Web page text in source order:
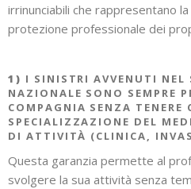
irrinunciabili che rappresentano
protezione professionale dei
1) I SINISTRI AVVENUTI NEL
NAZIONALE SONO SEMPRE
COMPAGNIA SENZA TENERE
SPECIALIZZAZIONE DEL
DI ATTIVITÀ (CLINICA,
Questa garanzia permette al
svolgere la sua attività senza